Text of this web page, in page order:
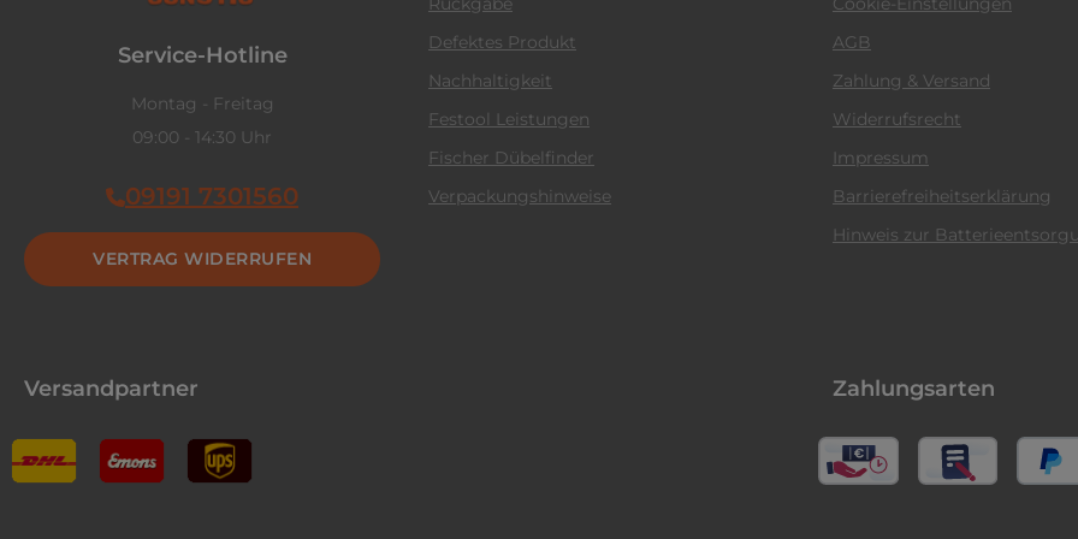
Service-Hotline
Montag - Freitag
09:00 - 14:30 Uhr
09191 7301560
VERTRAG WIDERRUFEN
Defektes Produkt
Nachhaltigkeit
Festool Leistungen
Fischer Dübelfinder
Verpackungshinweise
AGB
Zahlung & Versand
Widerrufsrecht
Impressum
Barrierefreiheitserklärung
Hinweis zur
Versandpartner Zahlungsarten